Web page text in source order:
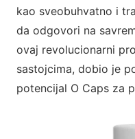
kao sveobuhvatno i
da odgovori na
ovaj revolucionarni
sastojcima, dobio je
potencijal O Caps za